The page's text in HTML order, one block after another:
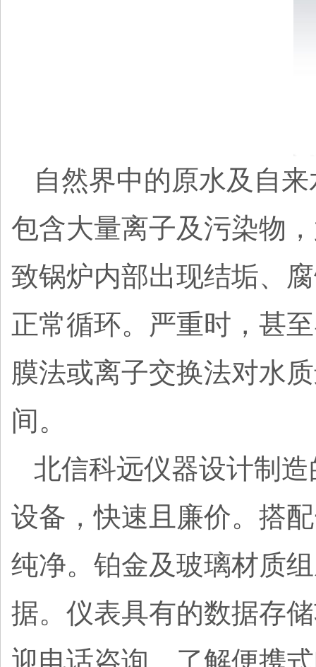
自然界中的原水及自
包含大量离子及污染物
致锅炉内部出现结垢、
正常循环。严重时，甚
膜法或离子交换法对水
间。
北信科远仪器设计制
设备，快速且廉价。搭
纯净。铂金及玻璃材质
据。仪表具有的数据存